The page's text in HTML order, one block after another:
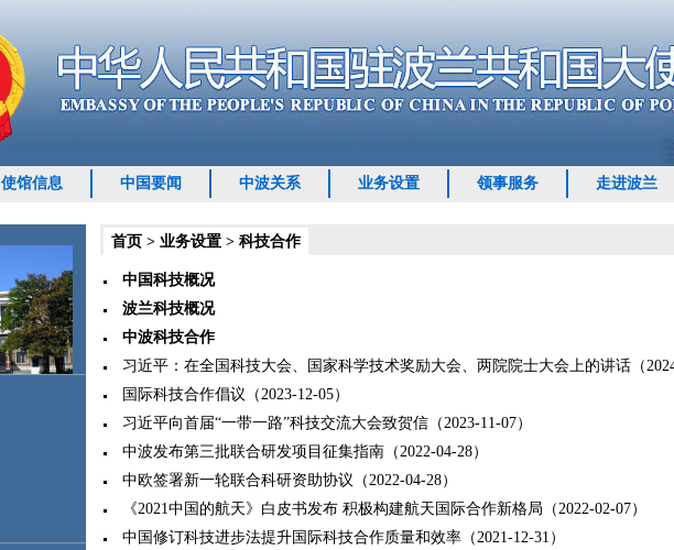
使馆信息 中国要闻 中波关系 业务设置 领事服务 走进波兰
首页 > 业务设置 > 科技合作
中国科技概况
波兰科技概况
中波科技合作
习近平：在全国科技大会、国家科学技术奖励大会、两院院士大会上的讲话（
国际科技合作倡议（2023-12-05）
习近平向首届“一带一路”科技交流大会致贺信（2023-11-07）
中波发布第三批联合研发项目征集指南（2022-04-28）
中欧签署新一轮联合科研资助协议（2022-04-28）
《2021中国的航天》白皮书发布 积极构建航天国际合作新格局（2022-02-07）
中国修订科技进步法提升国际科技合作质量和效率（2021-12-31）